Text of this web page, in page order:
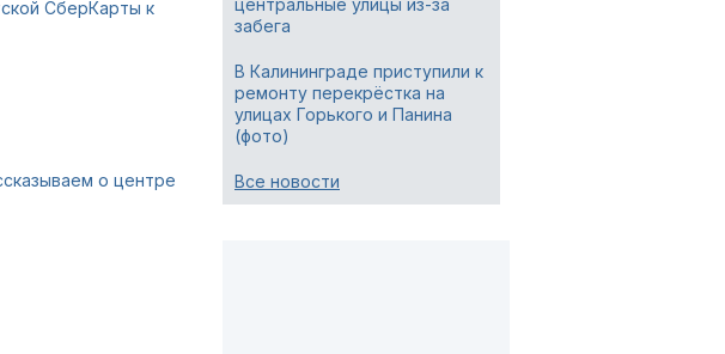
СберКарты к
о центре
центральные улицы из-за
забега
В Калининграде приступили к
ремонту перекрёстка на
улицах Горького и Панина
(фото)
Все новости